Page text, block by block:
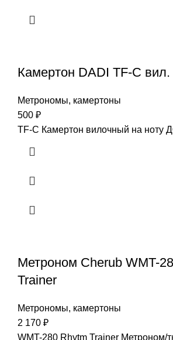
Камертон DADI TF-C
Метрономы, камертоны
500 ₽
TF-C Камертон вилочный на ноту
Метроном Cherub WMT-
Trainer
Метрономы, камертоны
2 170 ₽
WMT-280 Rhytm Trainer Метроном/